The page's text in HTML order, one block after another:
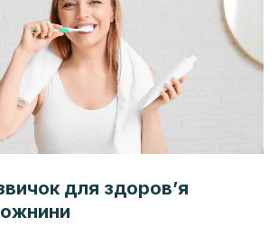
для здоров’я